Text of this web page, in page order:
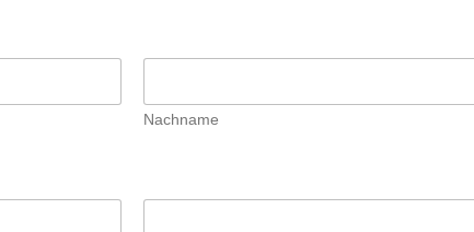
Nachname